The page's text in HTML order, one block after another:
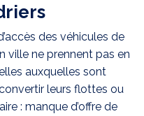
des véhicules de
ville ne prennent pas en
auxquelles sont
leurs flottes ou
: manque d’offre de